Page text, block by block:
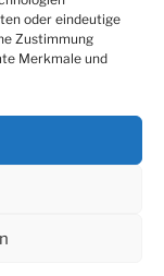
oder eindeutige
Zustimmung
Merkmale und